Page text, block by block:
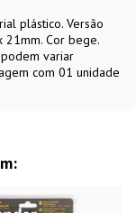
plástico. Versão
21mm. Cor bege.
variar
com 01 unidade